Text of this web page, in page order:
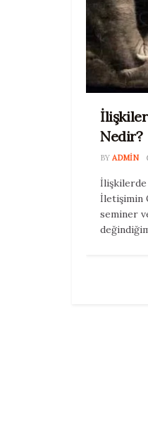
Nedir?
BY ADMIN
İletişimin
seminer